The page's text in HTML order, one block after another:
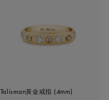
Talisman黃金戒指 (4mm)